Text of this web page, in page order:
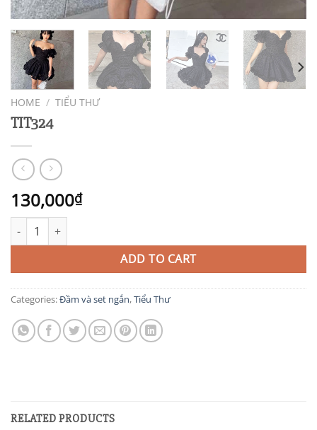
HOME / TIỂU THƯ
TIT324
130,000₫
TIT324 quantity
ADD TO CART
Categories:Đầm và set ngắn,Tiểu Thư
RELATED PRODUCTS